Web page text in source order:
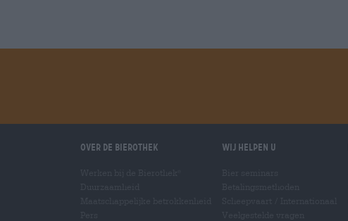
Over de Bierothek Wij helpen u